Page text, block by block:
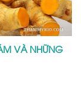
VÀ NHỮNG